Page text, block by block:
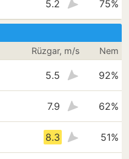
5.2 75%
Rüzgar, m/s Nem
5.5 92%
7.9 62%
8.3 51%